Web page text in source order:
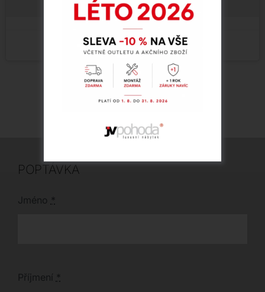
POPTÁVKA
Jméno *
Příjmení *